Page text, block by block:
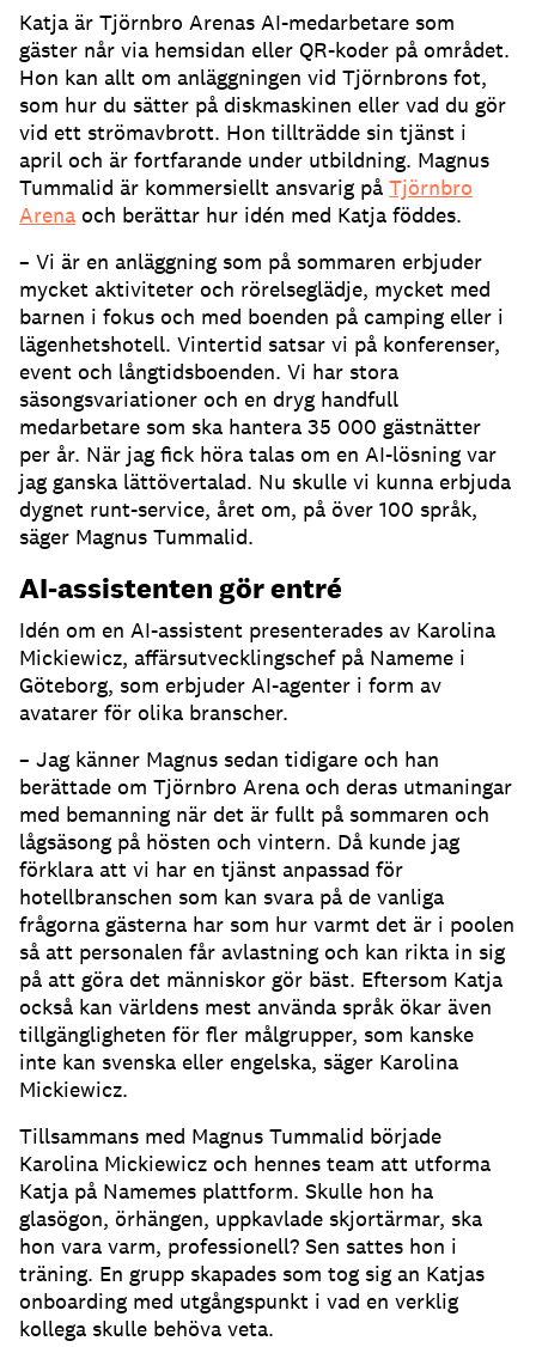
Katja är Tjörnbro Arenas AI-medarbetare som
gäster når via hemsidan eller QR-koder på området.
Hon kan allt om anläggningen vid Tjörnbrons fot,
som hur du sätter på diskmaskinen eller vad du gör
vid ett strömavbrott. Hon tillträdde sin tjänst i
april och är fortfarande under utbildning. Magnus
Tummalid är kommersiellt ansvarig på Tjörnbro
Arena och berättar hur idén med Katja föddes.
– Vi är en anläggning som på sommaren erbjuder
mycket aktiviteter och rörelseglädje, mycket med
barnen i fokus och med boenden på camping eller i
lägenhetshotell. Vintertid satsar vi på konferenser,
event och långtidsboenden. Vi har stora
säsongsvariationer och en dryg handfull
medarbetare som ska hantera 35 000 gästnätter
per år. När jag fick höra talas om en AI-lösning var
jag ganska lättövertalad. Nu skulle vi kunna erbjuda
dygnet runt-service, året om, på över 100 språk,
säger Magnus Tummalid.
AI-assistenten gör entré
Idén om en AI-assistent presenterades av Karolina
Mickiewicz, affärsutvecklingschef på Nameme i
Göteborg, som erbjuder AI-agenter i form av
avatarer för olika branscher.
– Jag känner Magnus sedan tidigare och han
berättade om Tjörnbro Arena och deras utmaningar
med bemanning när det är fullt på sommaren och
lågsäsong på hösten och vintern. Då kunde jag
förklara att vi har en tjänst anpassad för
hotellbranschen som kan svara på de vanliga
frågorna gästerna har som hur varmt det är i poolen
så att personalen får avlastning och kan rikta in sig
på att göra det människor gör bäst. Eftersom Katja
också kan världens mest använda språk ökar även
tillgängligheten för fler målgrupper, som kanske
inte kan svenska eller engelska, säger Karolina
Mickiewicz.
Tillsammans med Magnus Tummalid började
Karolina Mickiewicz och hennes team att utforma
Katja på Namemes plattform. Skulle hon ha
glasögon, örhängen, uppkavlade skjortärmar, ska
hon vara varm, professionell? Sen sattes hon i
träning. En grupp skapades som tog sig an Katjas
onboarding med utgångspunkt i vad en verklig
kollega skulle behöva veta.